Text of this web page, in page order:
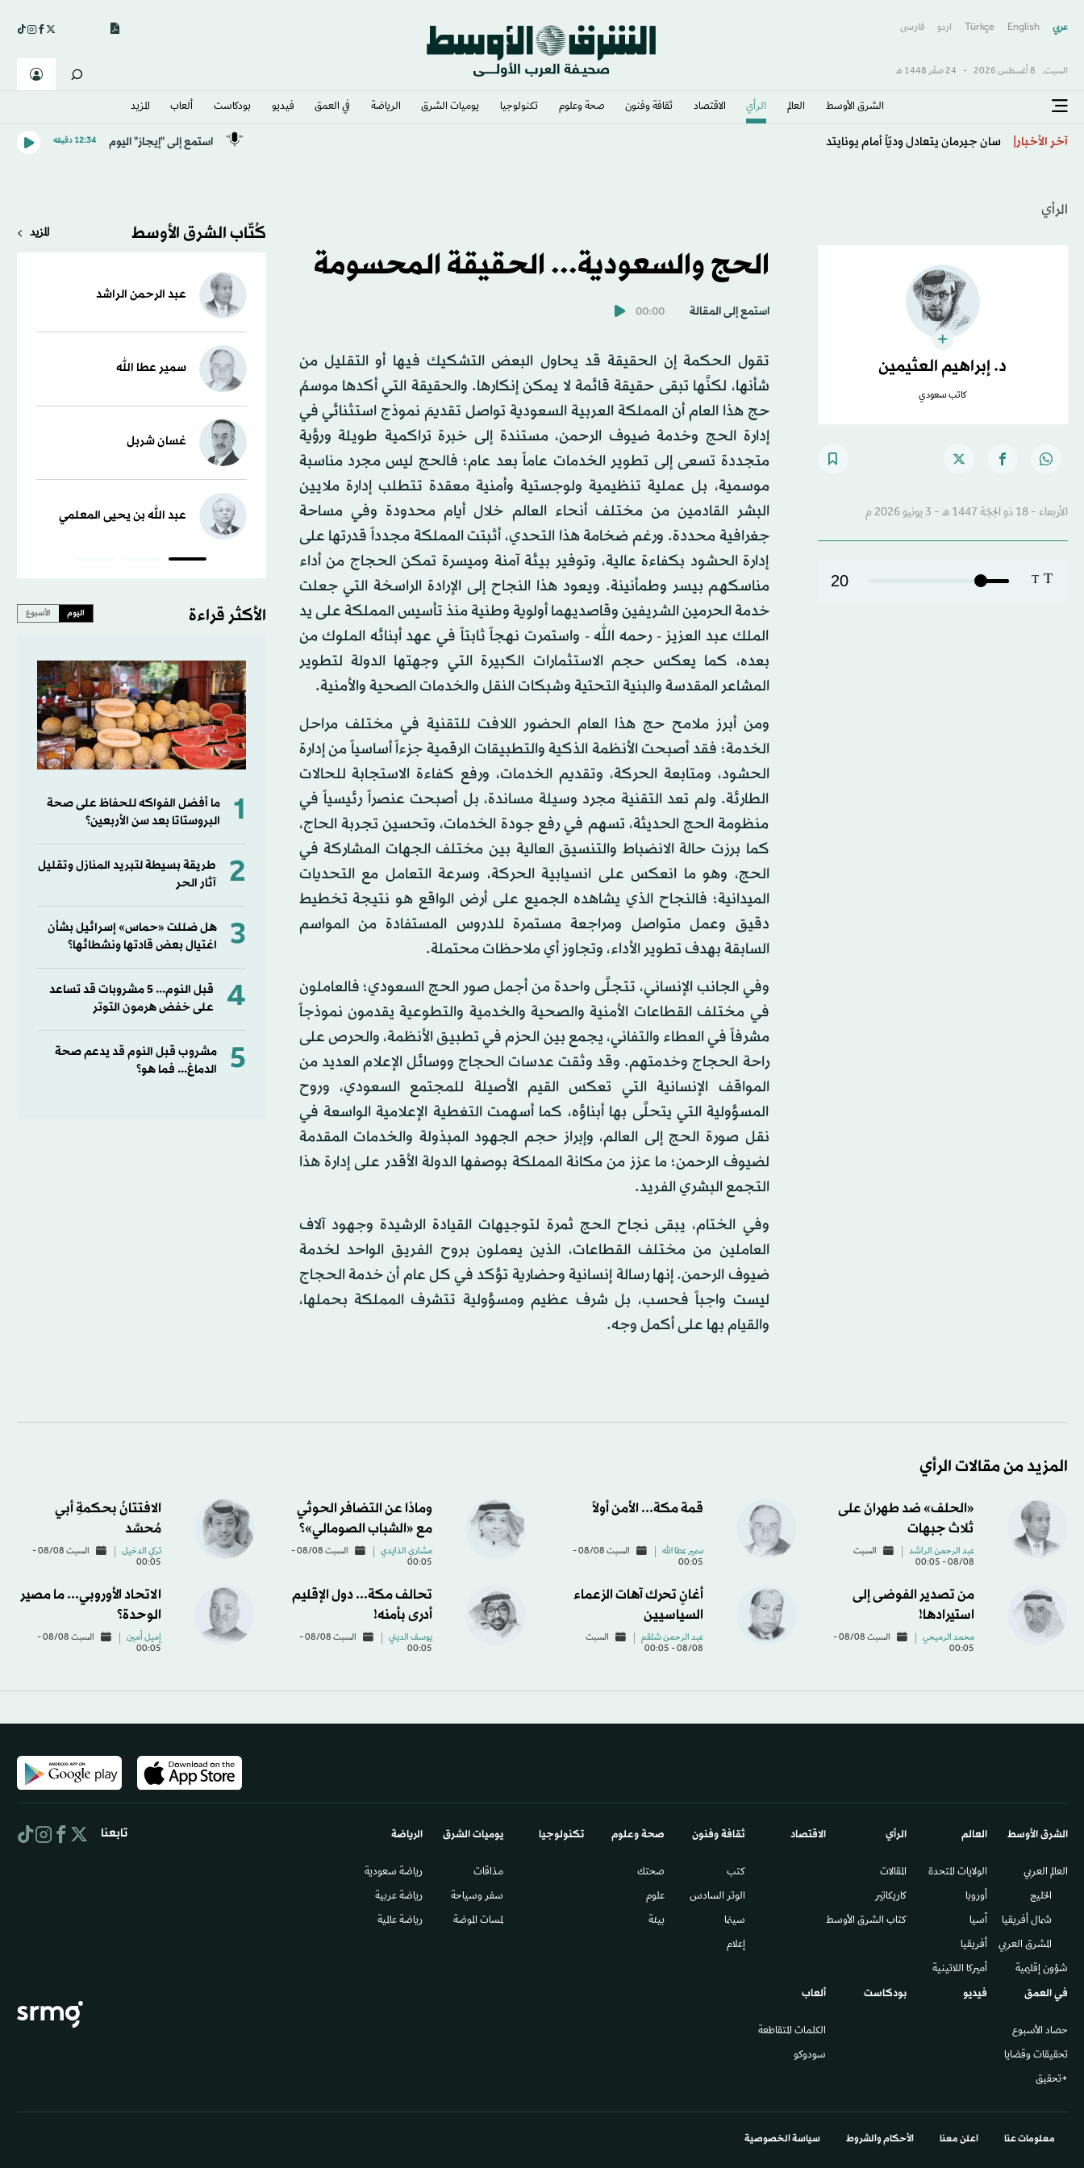
عربي English
Türkçe اردو فارسى
السبت, 8 أغسطس 2026 - 24 صفَر 1448 هـ
الشرق الأوسط​ العالم الرأي الاقتصاد ثقافة وفنون صحة وعلوم تكنولوجيا يوميات الشرق​ الرياضة في العمق فيديو بودكاست ألعاب المزيد
آخر الأخبار
«تور دي فرانس»: انسحاب البطلة بريفو من المرحلة الأخيرة
استمع إلى "إيجاز" اليوم 12:34 دقيقه
الرأي
د. إبراهيم العثيمين
كاتب سعودي
الأربعاء - 18 ذو الحِجّة 1447 هـ - 3 يونيو 2026 م
T
T
20
الحج والسعودية... الحقيقة المحسومة
استمع إلى المقالة 00:00
تقول الحكمة إن الحقيقة قد يحاول البعض التشكيك فيها أو التقليل من
شأنها، لكنَّها تبقى حقيقة قائمة لا يمكن إنكارها. والحقيقة التي أكدها موسمُ
حج هذا العام أن المملكة العربية السعودية تواصل تقديمَ نموذج استثنائي في
إدارة الحج وخدمة ضيوف الرحمن، مستندة إلى خبرة تراكمية طويلة ورؤية
متجددة تسعى إلى تطوير الخدمات عاماً بعد عام؛ فالحج ليس مجرد مناسبة
موسمية، بل عملية تنظيمية ولوجستية وأمنية معقدة تتطلب إدارة ملايين
البشر القادمين من مختلف أنحاء العالم خلال أيام محدودة وفي مساحة
جغرافية محددة. ورغم ضخامة هذا التحدي، أثبتت المملكة مجدداً قدرتها على
إدارة الحشود بكفاءة عالية، وتوفير بيئة آمنة وميسرة تمكن الحجاج من أداء
مناسكهم بيسر وطمأنينة. ويعود هذا النجاح إلى الإرادة الراسخة التي جعلت
خدمة الحرمين الشريفين وقاصديهما أولوية وطنية منذ تأسيس المملكة على يد
الملك عبد العزيز - رحمه الله - واستمرت نهجاً ثابتاً في عهد أبنائه الملوك من
بعده، كما يعكس حجم الاستثمارات الكبيرة التي وجهتها الدولة لتطوير
المشاعر المقدسة والبنية التحتية وشبكات النقل والخدمات الصحية والأمنية.
ومن أبرز ملامح حج هذا العام الحضور اللافت للتقنية في مختلف مراحل
الخدمة؛ فقد أصبحت الأنظمة الذكية والتطبيقات الرقمية جزءاً أساسياً من إدارة
الحشود، ومتابعة الحركة، وتقديم الخدمات، ورفع كفاءة الاستجابة للحالات
الطارئة. ولم تعد التقنية مجرد وسيلة مساندة، بل أصبحت عنصراً رئيسياً في
منظومة الحج الحديثة، تسهم في رفع جودة الخدمات، وتحسين تجربة الحاج،
كما برزت حالة الانضباط والتنسيق العالية بين مختلف الجهات المشاركة في
الحج، وهو ما انعكس على انسيابية الحركة، وسرعة التعامل مع التحديات
الميدانية؛ فالنجاح الذي يشاهده الجميع على أرض الواقع هو نتيجة تخطيط
دقيق وعمل متواصل ومراجعة مستمرة للدروس المستفادة من المواسم
السابقة بهدف تطوير الأداء، وتجاوز أي ملاحظات محتملة.
وفي الجانب الإنساني، تتجلَّى واحدة من أجمل صور الحج السعودي؛ فالعاملون
في مختلف القطاعات الأمنية والصحية والخدمية والتطوعية يقدمون نموذجاً
مشرفاً في العطاء والتفاني، يجمع بين الحزم في تطبيق الأنظمة، والحرص على
راحة الحجاج وخدمتهم. وقد وثقت عدسات الحجاج ووسائل الإعلام العديد من
المواقف الإنسانية التي تعكس القيم الأصيلة للمجتمع السعودي، وروح
المسؤولية التي يتحلَّى بها أبناؤه، كما أسهمت التغطية الإعلامية الواسعة في
نقل صورة الحج إلى العالم، وإبراز حجم الجهود المبذولة والخدمات المقدمة
لضيوف الرحمن؛ ما عزز من مكانة المملكة بوصفها الدولة الأقدر على إدارة هذا
التجمع البشري الفريد.
وفي الختام، يبقى نجاح الحج ثمرة لتوجيهات القيادة الرشيدة وجهود آلاف
العاملين من مختلف القطاعات، الذين يعملون بروح الفريق الواحد لخدمة
ضيوف الرحمن. إنها رسالة إنسانية وحضارية تؤكد في كل عام أن خدمة الحجاج
ليست واجباً فحسب، بل شرف عظيم ومسؤولية تتشرف المملكة بحملها،
والقيام بها على أكمل وجه.
كُتّاب الشرق الأوسط المزيد
عبد الرحمن الراشد
سمير عطا الله
غسان شربل
عبد الله بن يحيى المعلمي
الأكثر قراءة اليوم الأسبوع
1
ما أفضل الفواكه للحفاظ على صحة
البروستاتا بعد سن الأربعين؟
2
طريقة بسيطة لتبريد المنازل وتقليل
آثار الحر
3
هل ضللت «حماس» إسرائيل بشأن
اغتيال بعض قادتها ونشطائها؟
4
قبل النوم... 5 مشروبات قد تساعد
على خفض هرمون التوتر
5
مشروب قبل النوم قد يدعم صحة
الدماغ... فما هو؟
المزيد من مقالات الرأي
«الحلف» ضد طهرانَ على
ثلاث جبهات
عبد الرحمن الراشد
السبت
08/08 - 00:05
قمة مكة... الأمن أولاً
سمير عطا الله
السبت 08/08 -
00:05
وماذا عن التضافر الحوثي
مع «الشباب الصومالي»؟
مشاري الذايدي
السبت 08/08 -
00:05
الافتتانُ بحكمةِ أبي
مُحسَّد
تركي الدخيل
السبت 08/08 -
00:05
من تصدير الفوضى إلى
استيرادها!
محمد الرميحي
السبت 08/08 -
00:05
أغانٍ تحرك آهات الزعماء
السياسيين
عبد الرحمن شلقم
السبت
08/08 - 00:05
تحالف مكة... دول الإقليم
أدرى بأمنه!
يوسف الديني
السبت 08/08 -
00:05
الاتحاد الأوروبي... ما مصير
الوحدة؟
إميل أمين
السبت 08/08 -
00:05
الشرق الأوسط​
العالم العربي
الخليج
شمال أفريقيا
المشرق العربي
شؤون إقليمية
العالم
الولايات المتحدة
أوروبا
آسيا
أفريقيا
أميركا اللاتينية
الرأي
المقالات
كاريكاتير
كتاب الشرق الأوسط
الاقتصاد ثقافة وفنون
كتب
الوتر السادس​
سينما
إعلام
صحة وعلوم
صحتك
علوم
بيئة
تكنولوجيا يوميات الشرق​
مذاقات
سفر وسياحة
لمسات الموضة
الرياضة
رياضة سعودية
رياضة عربية
رياضة عالمية
في العمق
حصاد الأسبوع
تحقيقات وقضايا
+تحقيق
فيديو بودكاست ألعاب
الكلمات المتقاطعة
سودوكو
تابعنا
معلومات عنا اعلن معنا الأحكام والشروط سياسة الخصوصية